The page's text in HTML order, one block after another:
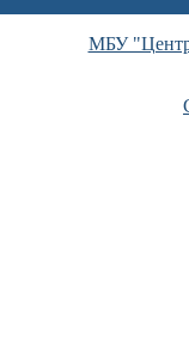
МБУ "Центр